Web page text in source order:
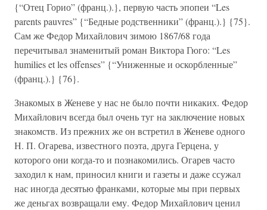
{“Отец Горио” (франц.).}, первую часть эпопеи “Les
parents pauvres” {“Бедные родственники” (франц.).} {75}.
Сам же Федор Михайлович зимою 1867/68 года
перечитывал знаменитый роман Виктора Гюго: “Les
humilies et les offenses” {“Униженные и оскорбленные”
(франц.).} {76}.
Знакомых в Женеве у нас не было почти никаких. Федор
Михайлович всегда был очень туг на заключение новых
знакомств. Из прежних же он встретил в Женеве одного
Н. П. Огарева, известного поэта, друга Герцена, у
которого они когда-то и познакомились. Огарев часто
заходил к нам, приносил книги и газеты и даже ссужал
нас иногда десятью франками, которые мы при первых
же деньгах возвращали ему. Федор Михайлович ценил